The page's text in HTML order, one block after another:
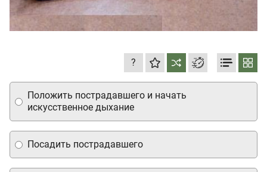
?
Посадить пострадавшего
Положить пострадавшего и начать
искусственное дыхание